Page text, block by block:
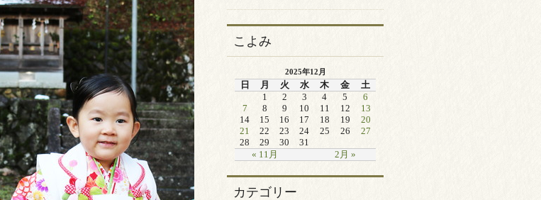
こよみ
2025年12月
日 月 火 水 木 金 土
« 11月 2月 »
1 2 3 4 5
6
7
8 9 10 11 12
13
14
15 16 17 18 19
20
21
22 23 24 25 26
27
28
29 30 31
カテゴリー